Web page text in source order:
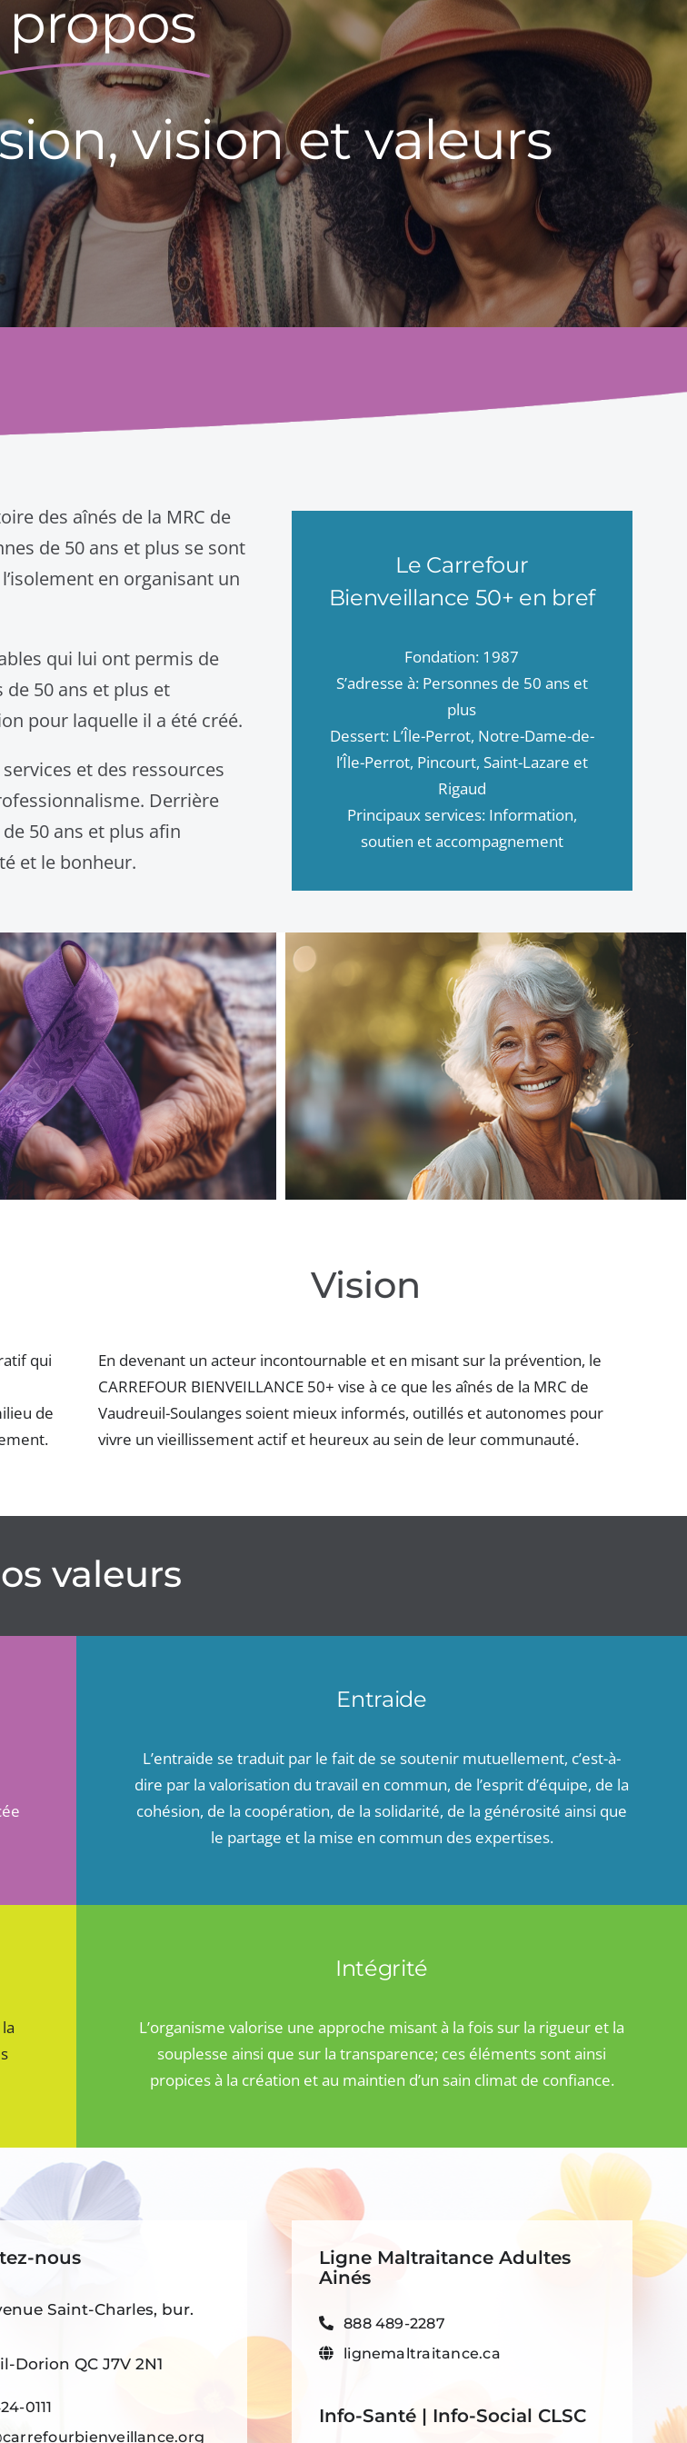
vision et valeurs
des aînés de la MRC de
de 50 ans et plus se sont
en organisant un
qui lui ont permis de
de 50 ans et plus et
pour laquelle il a été créé.
services et des ressources
Derrière
50 ans et plus afin
et le bonheur.
Le Carrefour
Bienveillance 50+ en bref
Fondation: 1987
S’adresse à: Personnes de 50 ans et
plus
Dessert: L’Île-Perrot, Notre-Dame-de-
l’Île-Perrot, Pincourt, Saint-Lazare et
Rigaud
Principaux services: Information,
soutien et accompagnement
qui
de
Vision
En devenant un acteur incontournable et en misant sur la prévention, le
CARREFOUR BIENVEILLANCE 50+ vise à ce que les aînés de la MRC de
Vaudreuil-Soulanges soient mieux informés, outillés et autonomes pour
vivre un vieillissement actif et heureux au sein de leur communauté.
valeurs
Entraide
L’entraide se traduit par le fait de se soutenir mutuellement, c’est-à-
dire par la valorisation du travail en commun, de l’esprit d’équipe, de la
cohésion, de la coopération, de la solidarité, de la générosité ainsi que
le partage et la mise en commun des expertises.
Intégrité
L’organisme valorise une approche misant à la fois sur la rigueur et la
souplesse ainsi que sur la transparence; ces éléments sont ainsi
propices à la création et au maintien d’un sain climat de confiance.
nous
Saint-Charles, bur.
Dorion QC J7V 2N1
0111
Ligne Maltraitance Adultes
Ainés
888 489-2287
lignemaltraitance.ca
Info-Santé | Info-Social CLSC